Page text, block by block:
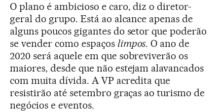
O plano é ambicioso e caro, diz o diretor-
geral do grupo. Está ao alcance apenas de
alguns poucos gigantes do setor que poderão
se vender como espaços limpos. O ano de
2020 será aquele em que sobreviverão os
maiores, desde que não estejam alavancados
com muita dívida. A VP acredita que
resistirão até setembro graças ao turismo de
negócios e eventos.